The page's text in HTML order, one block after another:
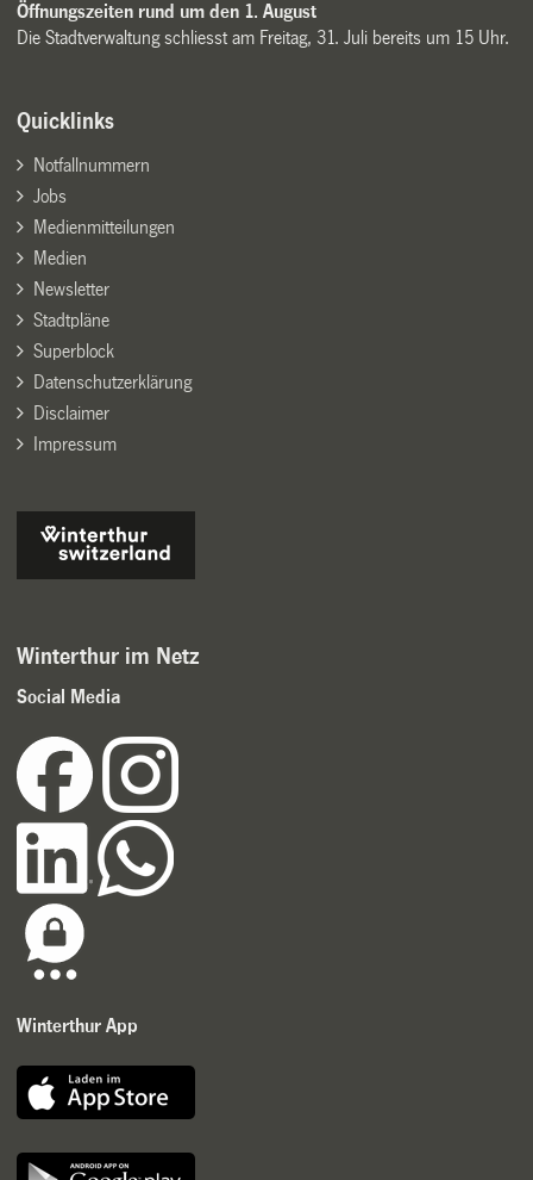
Öffnungszeiten rund um den 1. August
Die Stadtverwaltung schliesst am Freitag, 31. Juli bereits um 15 Uhr.
Quicklinks
Notfallnummern
Jobs
Medienmitteilungen
Medien
Newsletter
Stadtpläne
Superblock
Datenschutzerklärung
Disclaimer
Impressum
Winterthur im Netz
Social Media
Winterthur App